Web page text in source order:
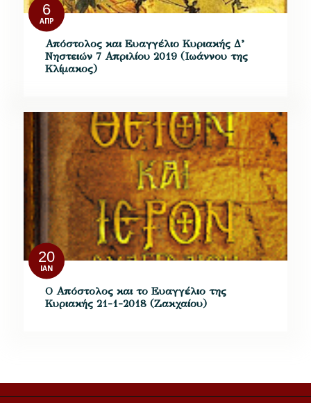
6
ΑΠΡ
Απόστολος και Ευαγγέλιο Κυριακής Δ’
Νηστειών 7 Απριλίου 2019 (Ιωάννου της
Κλίμακος)
20
ΙΑΝ
Ο Απόστολος και το Ευαγγέλιο της
Κυριακής 21-1-2018 (Ζακχαίου)